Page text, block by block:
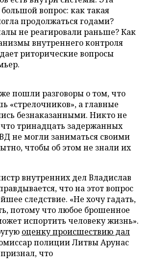
вопрос: как такая
продолжаться годами?
не реагировали раньше? Как
внутреннего контроля
риторические вопросы
пошли разговоры о том, что
«стрелочников», а главные
безнаказанными. Никто не
тринадцать задержанных
не могли заниматься своими
чтобы об этом не знали их
внутренних дел Владислав
что на этот вопрос
следствие. «Не хочу гадать,
потому что любое брошенное
испортить человеку жизнь».
оценку происшествию дал
полиции Литвы Арунас
что